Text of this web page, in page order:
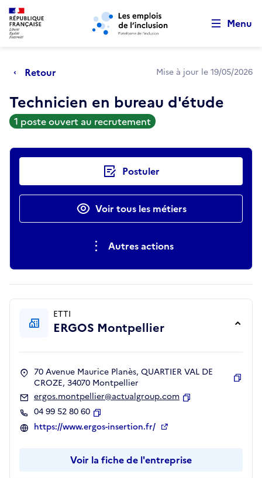
Aller au menu principal Aller au contenu principal
Menu
Retour Mise à jour le 19/05/2026
Technicien en bureau d'étude
1 poste ouvert au recrutement
Actions rapides Postuler
Voir tous les métiers
Autres actions
ETTI
ERGOS Montpellier
70 Avenue Maurice Planès, QUARTIER VAL DE
CROZE, 34070 Montpellier
ergos.montpellier@actualgroup.com
04 99 52 80 60
Copier
https://www.ergos-insertion.fr/
Voir la fiche de l'entreprise
Retour au début de la page
Panneau de gestion des cookies